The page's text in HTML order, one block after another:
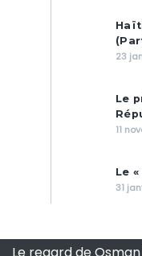
23
Le
11
Le
31